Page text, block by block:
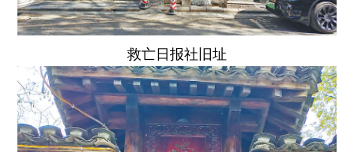
救亡日报社旧址